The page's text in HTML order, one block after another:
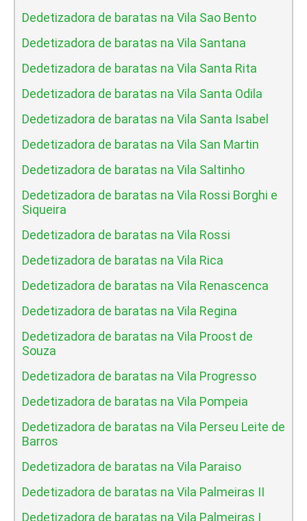
Dedetizadora de baratas na Vila Sao Bento
Dedetizadora de baratas na Vila Santana
Dedetizadora de baratas na Vila Santa Rita
Dedetizadora de baratas na Vila Santa Odila
Dedetizadora de baratas na Vila Santa Isabel
Dedetizadora de baratas na Vila San Martin
Dedetizadora de baratas na Vila Saltinho
Dedetizadora de baratas na Vila Rossi Borghi e
Siqueira
Dedetizadora de baratas na Vila Rossi
Dedetizadora de baratas na Vila Rica
Dedetizadora de baratas na Vila Renascenca
Dedetizadora de baratas na Vila Regina
Dedetizadora de baratas na Vila Proost de
Souza
Dedetizadora de baratas na Vila Progresso
Dedetizadora de baratas na Vila Pompeia
Dedetizadora de baratas na Vila Perseu Leite de
Barros
Dedetizadora de baratas na Vila Paraiso
Dedetizadora de baratas na Vila Palmeiras II
Dedetizadora de baratas na Vila Palmeiras I